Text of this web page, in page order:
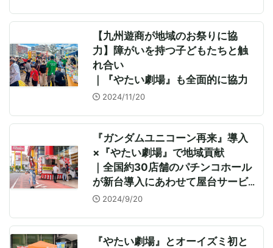
【九州遊商が地域のお祭りに協
力】障がいを持つ子どもたちと触
れ合い
｜『やたい劇場』も全面的に協力
2024/11/20
『ガンダムユニコーン再来』導入
×『やたい劇場』で地域貢献
｜全国約30店舗のパチンコホール
が新台導入にあわせて屋台サービ
スを展開
2024/9/20
『やたい劇場』とオーイズミ初と